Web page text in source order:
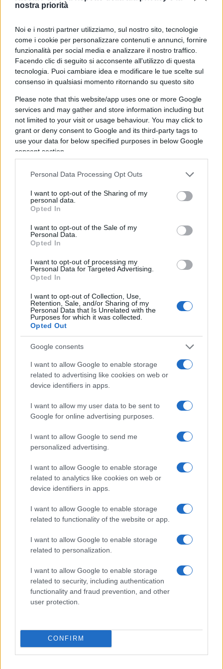
nostra priorità
Noi e i nostri partner utilizziamo, sul nostro sito, tecnologie
come i cookie per personalizzare contenuti e annunci, fornire
funzionalità per social media e analizzare il nostro traffico.
Facendo clic di seguito si acconsente all'utilizzo di questa
tecnologia. Puoi cambiare idea e modificare le tue scelte sul
consenso in qualsiasi momento ritornando su questo sito
Please note that this website/app uses one or more Google
services and may gather and store information including but
not limited to your visit or usage behaviour. You may click to
grant or deny consent to Google and its third-party tags to
use your data for below specified purposes in below Google
consent section.
Personal Data Processing Opt Outs
I want to opt-out of the Sharing of my
personal data.
Opted In
I want to opt-out of the Sale of my
Personal Data.
Opted In
I want to opt-out of processing my
Personal Data for Targeted Advertising.
Opted In
I want to opt-out of Collection, Use,
Retention, Sale, and/or Sharing of my
Personal Data that Is Unrelated with the
Purposes for which it was collected.
Opted Out
Google consents
I want to allow Google to enable storage
related to advertising like cookies on web or
device identifiers in apps.
I want to allow my user data to be sent to
Google for online advertising purposes.
I want to allow Google to send me
personalized advertising.
I want to allow Google to enable storage
related to analytics like cookies on web or
device identifiers in apps.
I want to allow Google to enable storage
related to functionality of the website or app.
I want to allow Google to enable storage
related to personalization.
I want to allow Google to enable storage
related to security, including authentication
functionality and fraud prevention, and other
user protection.
CONFIRM
del gruppo Pirelli, guarda al futuro con
diMarco Leardi
6 Agosto 2026, 18:30
24.4k
Liberare le energie che l’Italia già possiede per
potenziale. La strategia proposta da
Marco
Tronchetti Provera
gruppo Pirelli, guarda al futuro con pragmatismo.
E soprattutto con la fiducia di chi riconosce
Ospite e protagonista di assoluto rilievo alla
Ripartenza 2026diMaratea,Tronchetti Provera
ha messo a fuoco le leve necessarie allo sviluppo
del nostro Paese in un momento storico
complesso come quello attuale. “La formazione
dei giovani, dare opportunità ai giovani: questa è
la primissima cosa. L’altro elemento importante è
liberare le energie che il Paese ha, semplificando
la vita a chi lavora.Il che vuol dire ridurre la
burocrazia, ridurre i vincoli per fare impresa e
aiutare gli investimenti a scorrere verso il
mondo delle imprese ”, ha affermato il Presidente
Esecutivo del gruppo Pirelli. Proprio riferendosi al
ricordato le forti potenzialità del Sud Italia,
territorio definito “un serbatoio di ricchezze per il
stia aiutando il nostro Paese in questo percorso e
se l’approccio delle istituzioni Ue sia cambiato
rispetto ai temi dello sviluppo. “A parole, nella
sostanza non abbiamo ancora risultati.
tendenza a comprendere meglio i problemi dei
diversi Paesi europe
l’Europa a livello internazionale, con la possibilità
di decidere. Perché subiamo quello che sta